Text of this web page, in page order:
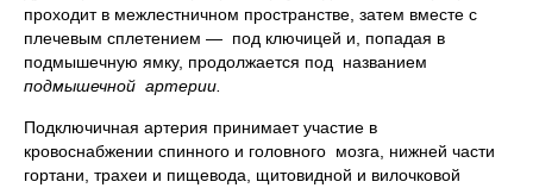
проходит в межлестничном пространстве, затем вместе с
плечевым сплетением — под ключицей и, попадая в
подмышечную ямку, продолжается под названием
подмышечной артерии.
Подключичная артерия принимает участие в
кровоснабжении спинного и головного мозга, нижней части
гортани, трахеи и пищевода, щитовидной и вилочковой